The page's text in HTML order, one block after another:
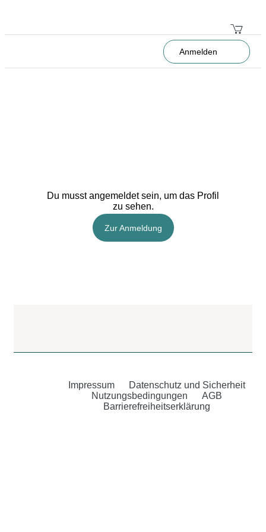
Anmelden
Du musst angemeldet sein, um das Profil
zu sehen.
Zur Anmeldung
Impressum
Datenschutz und Sicherheit
Nutzungsbedingungen
AGB
Barrierefreiheitserklärung